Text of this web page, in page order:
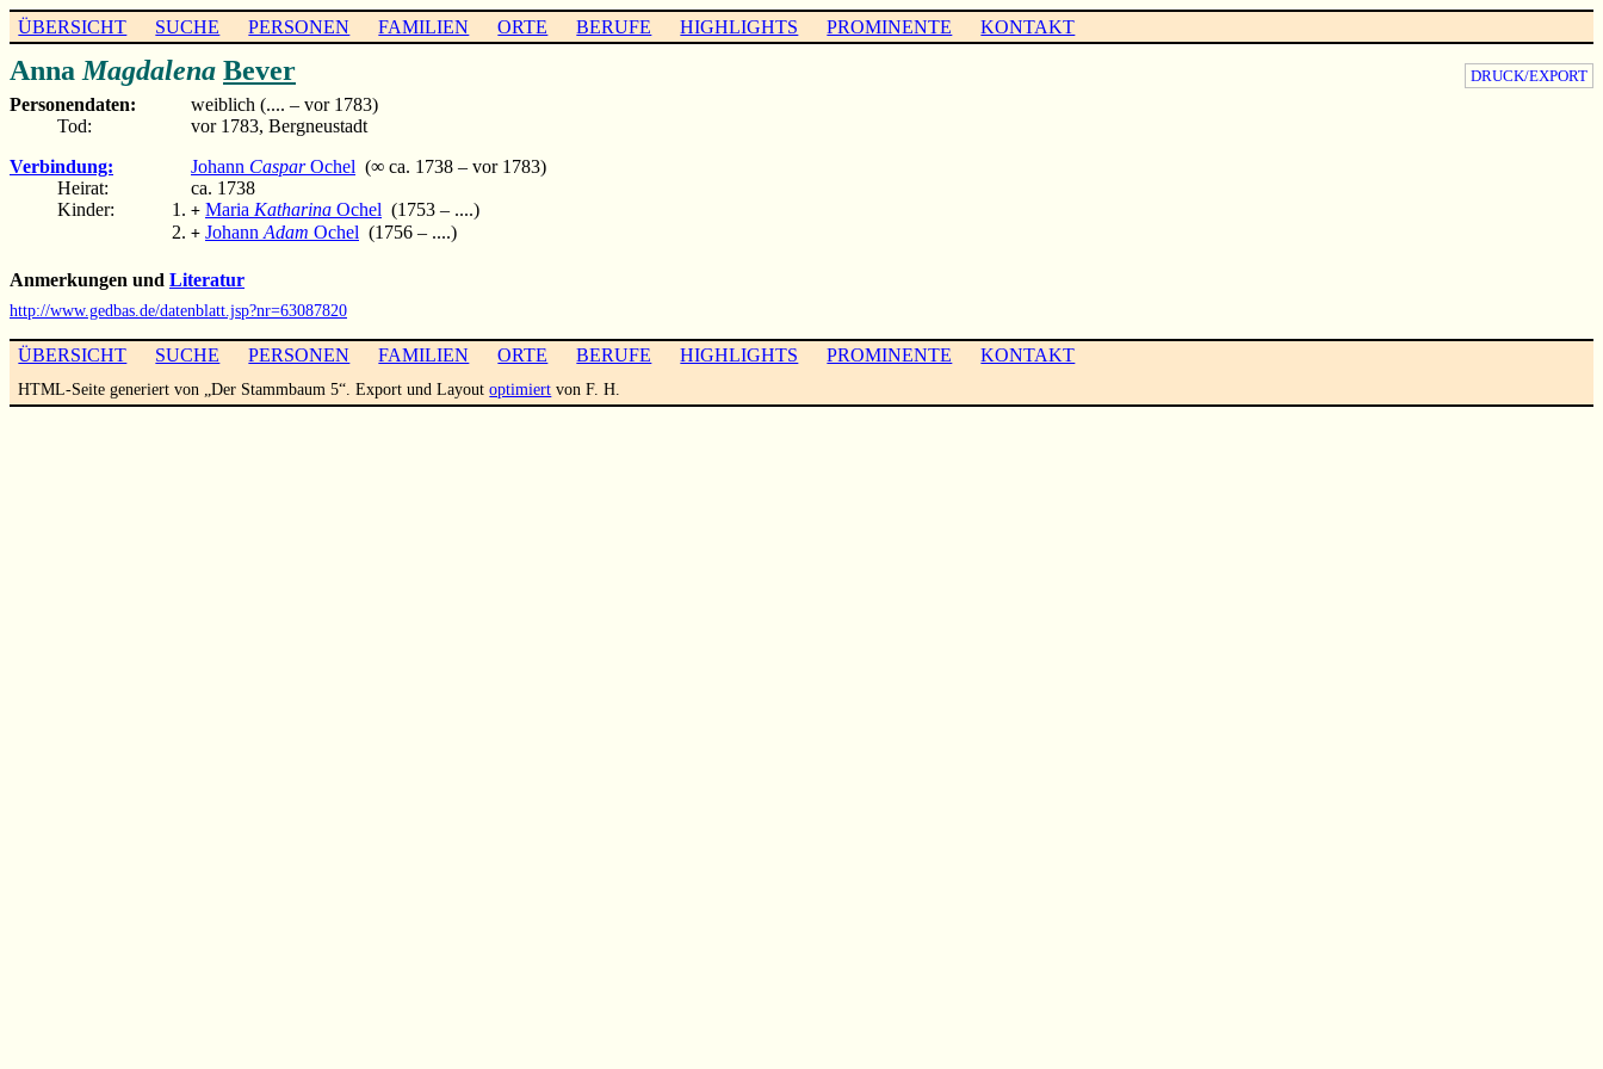
ÜBERSICHT SUCHE PERSONEN FAMILIEN ORTE BERUFE HIGHLIGHTS PROMINENTE KONTAKT
DRUCK/EXPORT
Anna Magdalena Bever
Personendaten:
weiblich (.... – vor 1783)
Tod:
vor 1783, Bergneustadt
Verbindung:
Johann CasparOchel (∞ ca. 1738 – vor 1783)
Heirat:
ca. 1738
Kinder:
+ Maria Katharina Ochel (1753 – ....)
+ Johann Adam Ochel (1756 – ....)
Anmerkungen und Literatur
http://www.gedbas.de/datenblatt.jsp?nr=63087820
ÜBERSICHT SUCHE PERSONEN FAMILIEN ORTE BERUFE HIGHLIGHTS PROMINENTE KONTAKT
HTML-Seite generiert von „Der Stammbaum 5“. Export und Layoutoptimiert von F. H.